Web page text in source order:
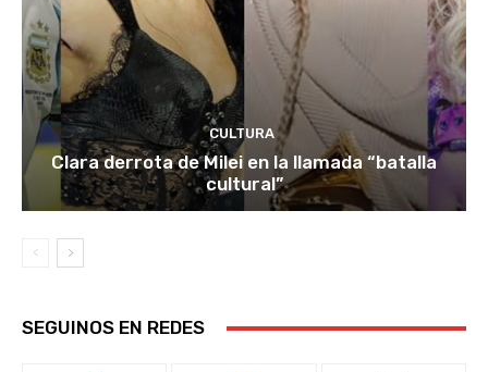
CULTURA
Clara derrota de Milei en la llamada “batalla
cultural”
SEGUINOS EN REDES